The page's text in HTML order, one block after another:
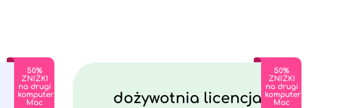
50%
ZNIŻKI
na drugi
komputer
Mac
50%
ZNIŻKI
na drugi
komputer
Mac
dożywotnia licencja